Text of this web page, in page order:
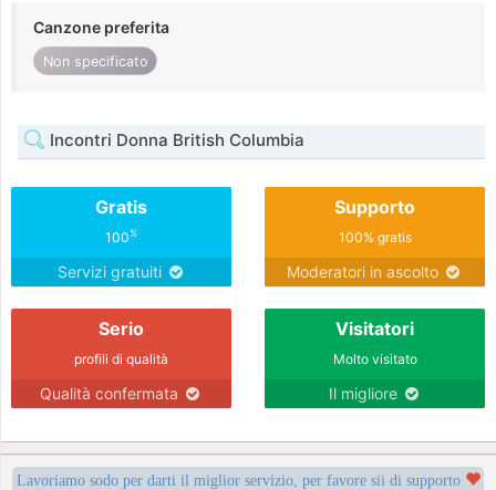
Canzone preferita
Non specificato
Incontri Donna British Columbia
Gratis
100%
Servizi gratuiti
Supporto
100% gratis
Moderatori in ascolto
Serio
profili di qualità
Qualità confermata
Visitatori
Molto visitato
Il migliore
Lavoriamo sodo per darti il miglior servizio, per favore sii di supporto